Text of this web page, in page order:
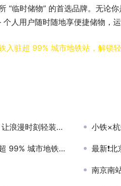
“临时储物” 的首选品牌。无论
人用户随时随地享便捷储物，运
入驻超 99% 城市地铁站，解锁
漫时刻轻装上阵 小铁×
，解锁轻装出行新体验 最新❗
南京南